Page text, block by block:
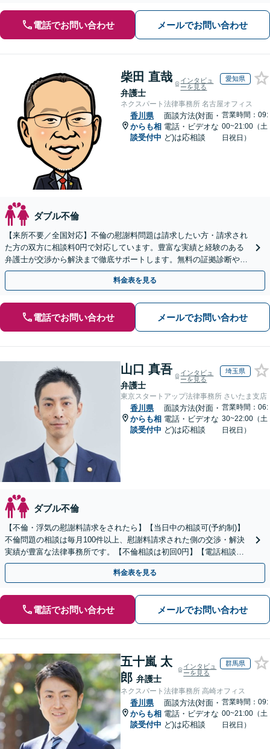
電話でお問い合わせ メールでお問い合わせ
柴田 直哉
弁護士
インタビュ
ーを見る
愛知県
ネクスパート法律事務所 名古屋オフィス
香川県
からも相
談受付中
面談方法(対面・
電話・ビデオな
ど)は応相談
営業時間：09:
00~21:00（土
日祝日）
ダブル不倫
【来所不要／全国対応】不倫の慰謝料問題は請求したい方・請求され
た方の双方に相談料0円で対応しています。豊富な実績と経験のある
弁護士が交渉から解決まで徹底サポートします。無料の証拠診断や着
手金の返還保証もありますので安心してご相談ください。
料金表を見る
電話でお問い合わせ メールでお問い合わせ
山口 真吾
弁護士
インタビュ
ーを見る
埼玉県
東京スタートアップ法律事務所 さいたま支店
香川県
からも相
談受付中
面談方法(対面・
電話・ビデオな
ど)は応相談
営業時間：06:
30~22:00（土
日祝日）
ダブル不倫
【不倫・浮気の慰謝料請求をされたら】【当日中の相談可(予約制)】
不倫問題の相談は毎月100件以上、慰謝料請求された側の交渉・解決
実績が豊富な法律事務所です。【不倫相談は初回0円】【電話相談で
ご契約まで対応可/来所不要】
料金表を見る
電話でお問い合わせ メールでお問い合わせ
五十嵐 太
郎 弁護士
インタビュ
ーを見る
群馬県
ネクスパート法律事務所 高崎オフィス
香川県
からも相
談受付中
面談方法(対面・
電話・ビデオな
ど)は応相談
営業時間：09:
00~21:00（土
日祝日）